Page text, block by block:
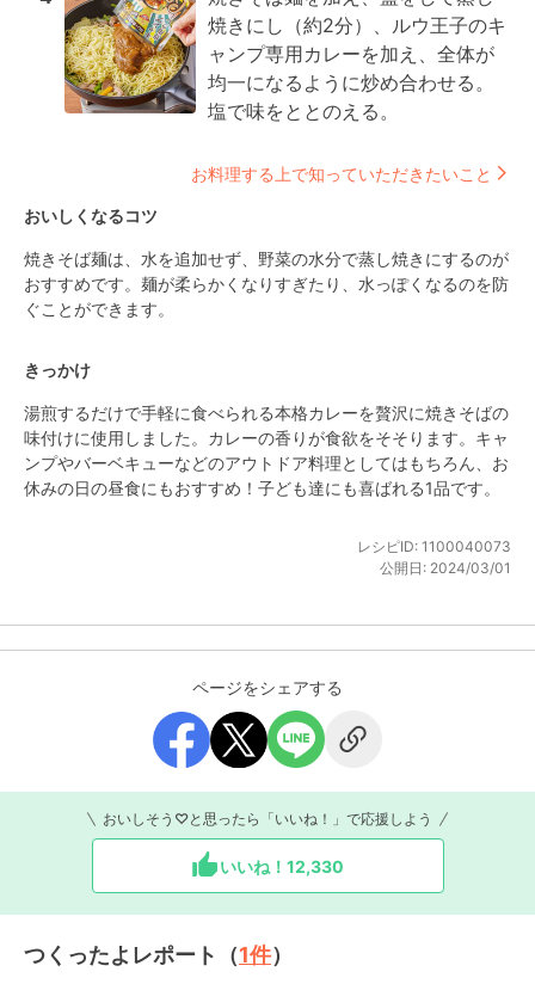
焼きにし（約2分）、ルウ王子のキ
ャンプ専用カレーを加え、全体が
均一になるように炒め合わせる。
塩で味をととのえる。
お料理する上で知っていただきたいこと
おいしくなるコツ
焼きそば麺は、水を追加せず、野菜の水分で蒸し焼きにするのが
おすすめです。麺が柔らかくなりすぎたり、水っぽくなるのを防
ぐことができます。
きっかけ
湯煎するだけで手軽に食べられる本格カレーを贅沢に焼きそばの
味付けに使用しました。カレーの香りが食欲をそそります。キャ
ンプやバーベキューなどのアウトドア料理としてはもちろん、お
休みの日の昼食にもおすすめ！子ども達にも喜ばれる1品です。
レシピID: 1100040073
公開日: 2024/03/01
ページをシェアする
おいしそう♡と思ったら「いいね！」で応援しよう
いいね！ 12,330
つくったよレポート（1件）